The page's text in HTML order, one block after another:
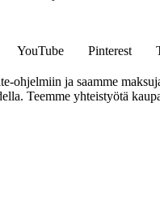
YouTube Pinterest
ja saamme
Teemme yhteistyötä